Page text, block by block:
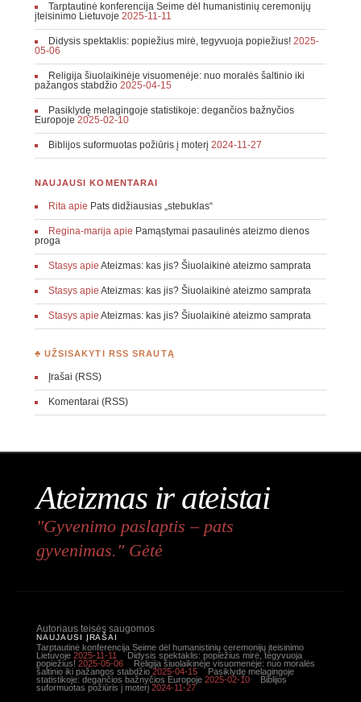
Tarptautinė konferencija Seime dėl humanistinių ceremonijų
įteisinimo Lietuvoje 2025-11-11
Didysis spektaklis: popiežius mirė, tegyvuoja popiežius! 2025-
05-06
Religija šiuolaikinėje visuomenėje: nuo moralės šaltinio iki
pažangos stabdžio 2025-04-15
Pasiklydę melagingoje statistikoje: degančios bažnyčios
Europoje 2025-02-10
Biblijos suformuotas požiūris į moterį 2024-11-27
NAUJAUSI KOMENTARAI
Ritaapie Pats didžiausias „stebuklas“
Regina-marijaapie Pamąstymai pasaulinės ateizmo dienos
proga
Stasysapie Ateizmas: kas jis? Šiuolaikinė ateizmo samprata
Stasysapie Ateizmas: kas jis? Šiuolaikinė ateizmo samprata
Stasysapie Ateizmas: kas jis? Šiuolaikinė ateizmo samprata
♣ UŽSISAKYTI RSS SRAUTĄ
Įrašai (RSS)
Komentarai (RSS)
Ateizmas ir ateistai
"Gyvenimo paslaptis – pats
gyvenimas." Gėtė
Autoriaus teisės saugomos
NAUJAUSI ĮRAŠAI
Tarptautinė konferencija Seime dėl humanistinių ceremonijų įteisinimo
Lietuvoje 2025-11-11
Didysis spektaklis: popiežius mirė, tegyvuoja
popiežius! 2025-05-06
Religija šiuolaikinėje visuomenėje: nuo moralės
šaltinio iki pažangos stabdžio 2025-04-15
Pasiklydę melagingoje
statistikoje: degančios bažnyčios Europoje 2025-02-10
Biblijos
suformuotas požiūris į moterį 2024-11-27